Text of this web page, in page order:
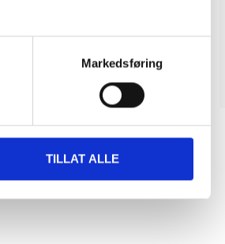
Markedsføring
TILLAT ALLE
6990
Feltbestikk